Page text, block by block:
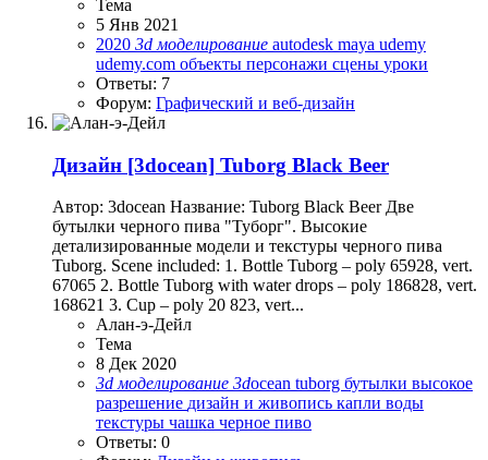
Тема
5 Янв 2021
2020 3d моделирование autodesk maya udemy
udemy.com объекты персонажи сцены уроки
Ответы: 7
Форум: Графический и веб-дизайн
Дизайн [3docean] Tuborg Black Beer
Автор: 3docean Название: Tuborg Black Beer Две
бутылки черного пива "Туборг". Высокие
детализированные модели и текстуры черного пива
Tuborg. Scene included: 1. Bottle Tuborg – poly 65928, vert.
67065 2. Bottle Tuborg with water drops – poly 186828, vert.
168621 3. Cup – poly 20 823, vert...
Алан-э-Дейл
Тема
8 Дек 2020
3d моделирование 3docean tuborg бутылки высокое
разрешение дизайн и живопись капли воды
текстуры чашка черное пиво
Ответы: 0